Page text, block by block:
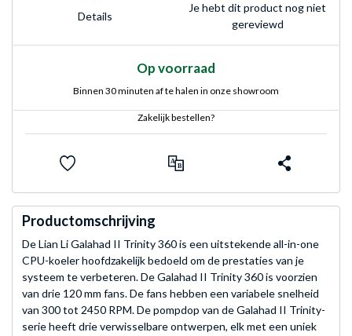
Details
Je hebt dit product nog niet
gereviewd
Op voorraad
Binnen 30 minuten af te halen in onze showroom
Zakelijk bestellen?
Productomschrijving
De Lian Li Galahad II Trinity 360 is een uitstekende all-in-one
CPU-koeler hoofdzakelijk bedoeld om de prestaties van je
systeem te verbeteren. De Galahad II Trinity 360 is voorzien
van drie 120 mm fans. De fans hebben een variabele snelheid
van 300 tot 2450 RPM. De pompdop van de Galahad II Trinity-
serie heeft drie verwisselbare ontwerpen, elk met een uniek